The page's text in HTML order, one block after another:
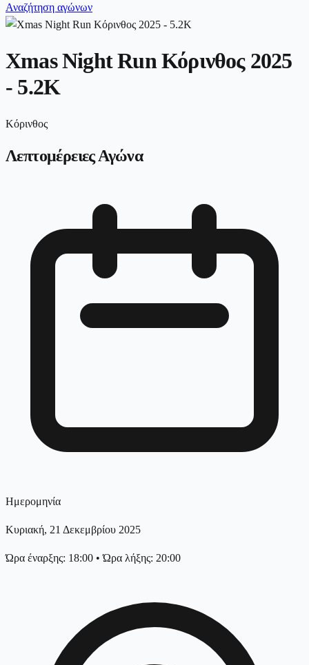
Αναζήτηση αγώνων
Xmas Night Run Κόρινθος 2025
- 5.2K
Κόρινθος
Λεπτομέρειες Αγώνα
Ημερομηνία
Κυριακή, 21 Δεκεμβρίου 2025
Ώρα έναρξης: 18:00 •Ώρα λήξης: 20:00